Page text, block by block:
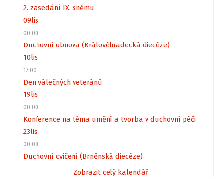
2. zasedání IX. sněmu
09lis
00:00
Duchovní obnova (Královéhradecká diecéze)
10lis
17:00
Den válečných veteránů
19lis
00:00
Konference na téma umění a tvorba v duchovní péči
23lis
00:00
Duchovní cvičení (Brněnská diecéze)
Zobrazit celý kalendář